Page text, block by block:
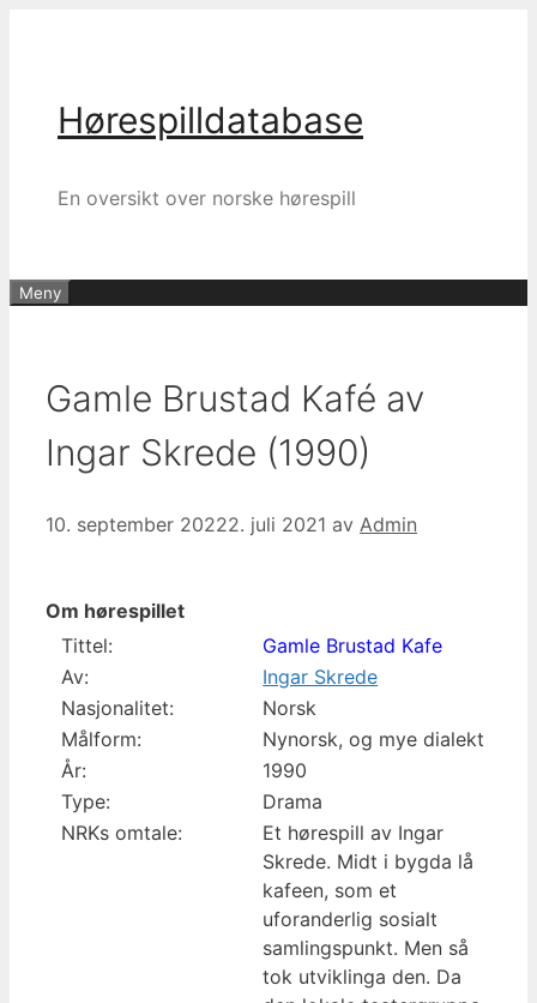
Hørespilldatabase
En oversikt over norske hørespill
Meny
Gamle Brustad Kafé av
Ingar Skrede (1990)
10. september 20222. juli 2021 av Admin
Om hørespillet
Tittel:
Gamle Brustad Kafe
Av:
Ingar Skrede
Nasjonalitet:
Norsk
Målform:
Nynorsk, og mye dialekt
År:
1990
Type:
Drama
NRKs omtale:
Et hørespill av Ingar
Skrede. Midt i bygda lå
kafeen, som et
uforanderlig sosialt
samlingspunkt. Men så
tok utviklinga den. Da